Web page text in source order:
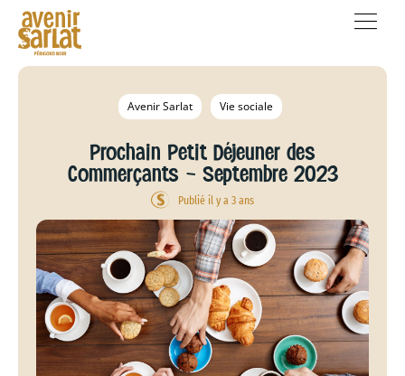
Avenir Sarlat Vie sociale
Prochain Petit Déjeuner des
Commerçants – Septembre 2023
Publié il y a 3 ans